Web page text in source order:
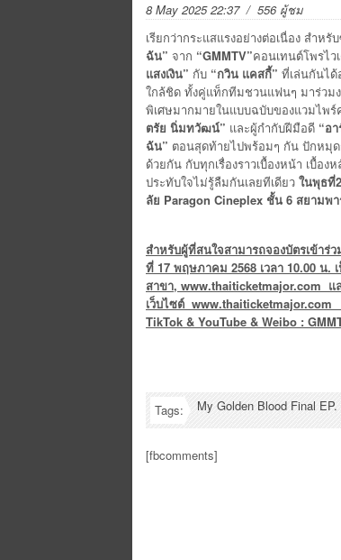
8 May 2025 22:37/ 556 ผู้ชม
เรียกว่ากระแสแรงอย่างต่อเนื่อง สำหรั
ฉัน” จาก “GMMTV”คอนเทนต์โพรไว
แสงเงิน” กับ “กวิน แคสกี้” ที่เล่นกันได้
ใกล้ชิด ทั้งคู่แท็กทีมชวนแฟนๆ มาร่วม
พิเศษมากมายในแบบฉบับของแวมไพ
ตรัย นิ่มทวัฒน์” และผู้กำกับฝีมือดี “อ
ฉัน” ตอนสุดท้ายไปพร้อมๆ กัน ปักหมุ
ด้วยกัน กับทุกเรื่องราวเบื้องหน้า เบื้อ
ประทับใจไม่รู้ลืมกันเลยทีเดียว ในพุธที่
ลัย Paragon Cineplex ชั้น 6 สยามพ
สำหรับผู้ที่สนใจสามารถจองบัตรเข้าร่ว
ที่ 17 พฤษภาคม 2568 เวลา 10.00 น.
สาขา, www.thaiticketmajor.com แ
เว็บไซต์ www.thaiticketmajor.com
TikTok & YouTube & Weibo :
Tags: My Golden Blood Final
[fbcomments]